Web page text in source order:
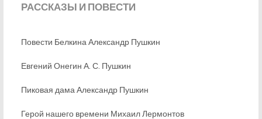
РАССКАЗЫ И ПОВЕСТИ
Повести Белкина Александр Пушкин
Евгений Онегин А. С. Пушкин
Пиковая дама Александр Пушкин
Герой нашего времени Михаил Лермонтов